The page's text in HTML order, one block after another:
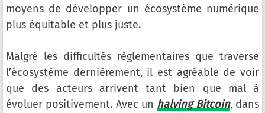
moyens de développer un écosystème numérique
plus équitable et plus juste.
Malgré les difficultés règlementaires que traverse
l’écosystème dernièrement, il est agréable de voir
que des acteurs arrivent tant bien que mal à
évoluer positivement. Avec un halving Bitcoin, dans